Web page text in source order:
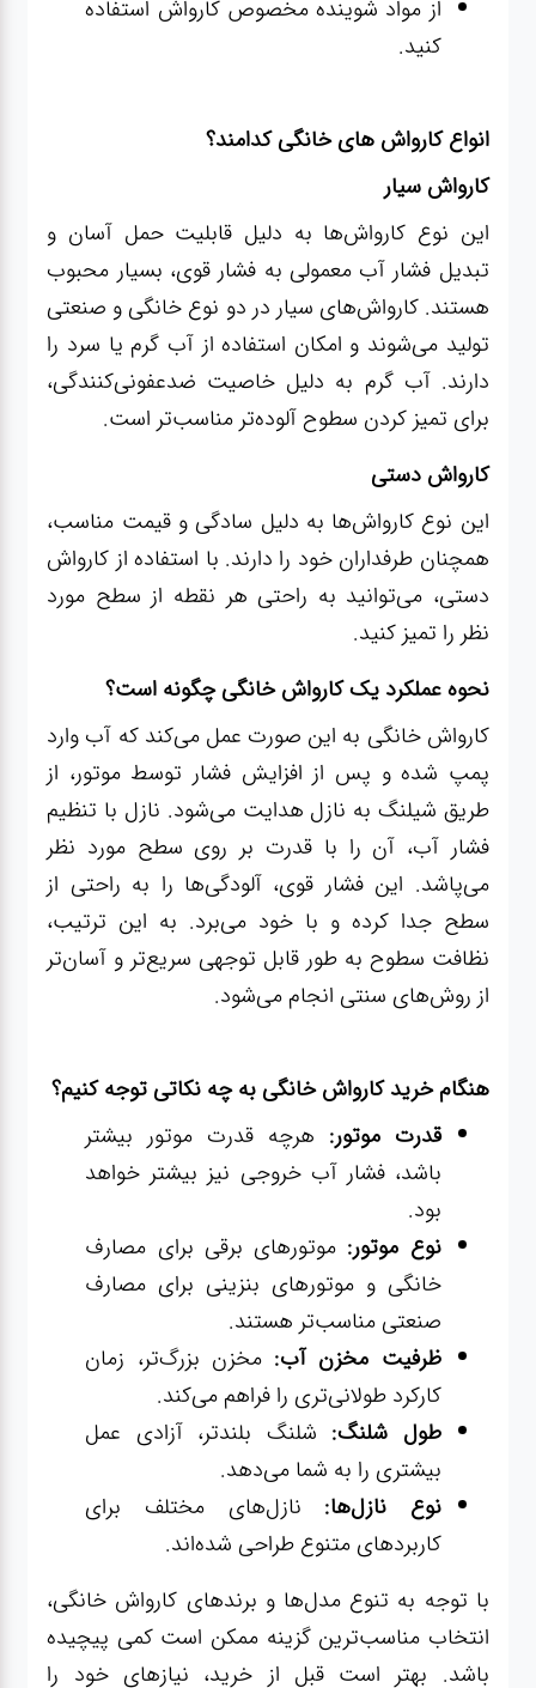
از مواد شوینده مخصوص کارواش استفاده
کنید.
انواع کارواش های خانگی کدامند؟
کارواش سیار
این نوع کارواش‌ها به دلیل قابلیت حمل آسان و
تبدیل فشار آب معمولی به فشار قوی، بسیار محبوب
هستند. کارواش‌های سیار در دو نوع خانگی و صنعتی
تولید می‌شوند و امکان استفاده از آب گرم یا سرد را
دارند. آب گرم به دلیل خاصیت ضدعفونی‌کنندگی،
برای تمیز کردن سطوح آلوده‌تر مناسب‌تر است.
کارواش دستی
این نوع کارواش‌ها به دلیل سادگی و قیمت مناسب،
همچنان طرفداران خود را دارند. با استفاده از کارواش
دستی، می‌توانید به راحتی هر نقطه از سطح مورد
نظر را تمیز کنید.
نحوه عملکرد یک کارواش خانگی چگونه است؟
کارواش خانگی به این صورت عمل می‌کند که آب وارد
پمپ شده و پس از افزایش فشار توسط موتور، از
طریق شیلنگ به نازل هدایت می‌شود. نازل با تنظیم
فشار آب، آن را با قدرت بر روی سطح مورد نظر
می‌پاشد. این فشار قوی، آلودگی‌ها را به راحتی از
سطح جدا کرده و با خود می‌برد. به این ترتیب،
نظافت سطوح به طور قابل توجهی سریع‌تر و آسان‌تر
از روش‌های سنتی انجام می‌شود.
هنگام خرید کارواش خانگی به چه نکاتی توجه کنیم؟
قدرت موتور: هرچه قدرت موتور بیشتر
باشد، فشار آب خروجی نیز بیشتر خواهد
بود.
نوع موتور: موتورهای برقی برای مصارف
خانگی و موتورهای بنزینی برای مصارف
صنعتی مناسب‌تر هستند.
ظرفیت مخزن آب:مخزن بزرگ‌تر، زمان
کارکرد طولانی‌تری را فراهم می‌کند.
طول شلنگ: شلنگ بلندتر، آزادی عمل
بیشتری را به شما می‌دهد.
نوع نازل‌ها: نازل‌های مختلف برای
کاربردهای متنوع طراحی شده‌اند.
با توجه به تنوع مدل‌ها و برندهای کارواش خانگی،
انتخاب مناسب‌ترین گزینه ممکن است کمی پیچیده
باشد. بهتر است قبل از خرید، نیازهای خود را